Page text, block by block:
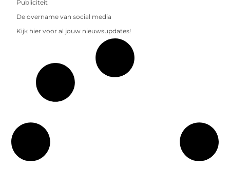
Publiciteit
De overname van social media
Kijk hier voor al jouw nieuwsupdates!